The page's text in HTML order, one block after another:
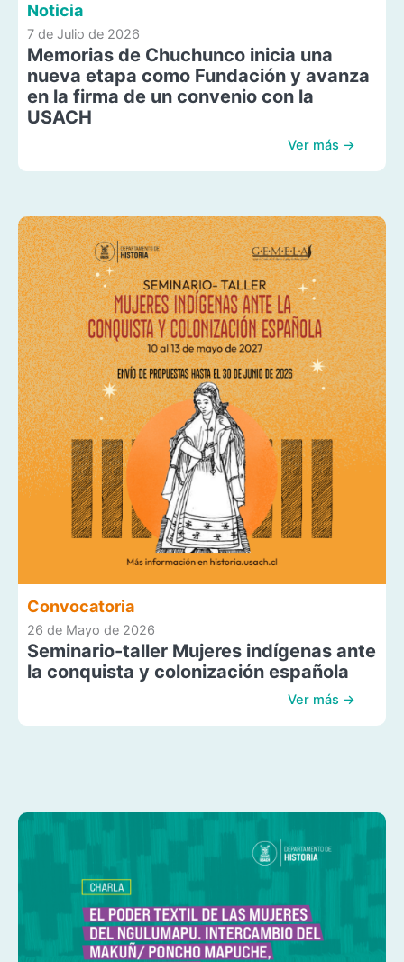
Noticia
7 de Julio de 2026
Memorias de Chuchunco inicia una
nueva etapa como Fundación y avanza
en la firma de un convenio con la
USACH
Ver más →
Convocatoria
26 de Mayo de 2026
Seminario-taller Mujeres indígenas ante
la conquista y colonización española
Ver más →